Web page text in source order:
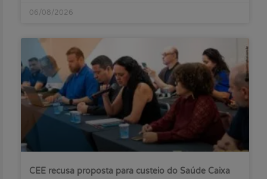
06/08/2026
CEE recusa proposta para custeio do Saúde Caixa